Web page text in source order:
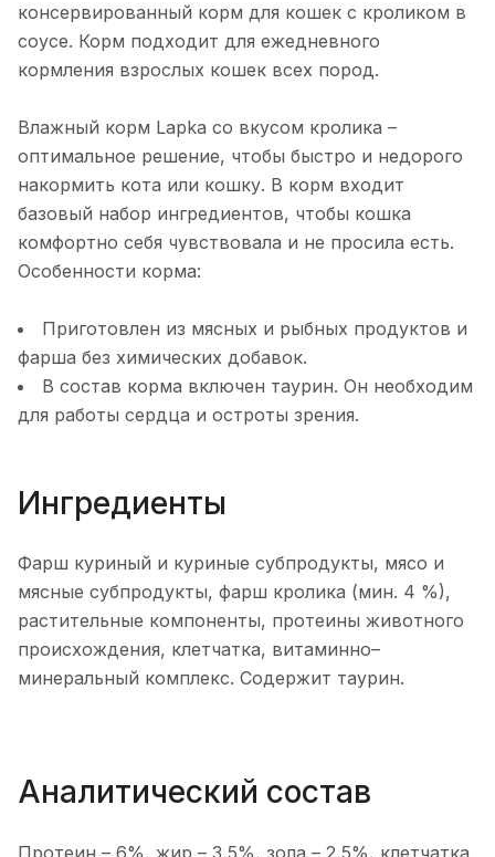
консервированный корм для кошек с кроликом в
соусе. Корм подходит для ежедневного
кормления взрослых кошек всех пород.
Влажный корм Lapka со вкусом кролика –
оптимальное решение, чтобы быстро и недорого
накормить кота или кошку. В корм входит
базовый набор ингредиентов, чтобы кошка
комфортно себя чувствовала и не просила есть.
Особенности корма:
Приготовлен из мясных и рыбных продуктов и
фарша без химических добавок.
В состав корма включен таурин. Он необходим
для работы сердца и остроты зрения.
Ингредиенты
Фарш куриный и куриные субпродукты, мясо и
мясные субпродукты, фарш кролика (мин. 4 %),
растительные компоненты, протеины животного
происхождения, клетчатка, витаминно–
минеральный комплекс. Содержит таурин.
Аналитический состав